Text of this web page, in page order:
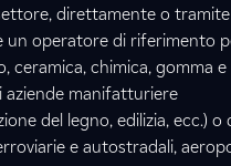
direttamente o
un operatore di riferimento
ceramica, chimica, gomma e
aziende manifatturiere
del legno, edilizia, ecc.) o
e autostradali,